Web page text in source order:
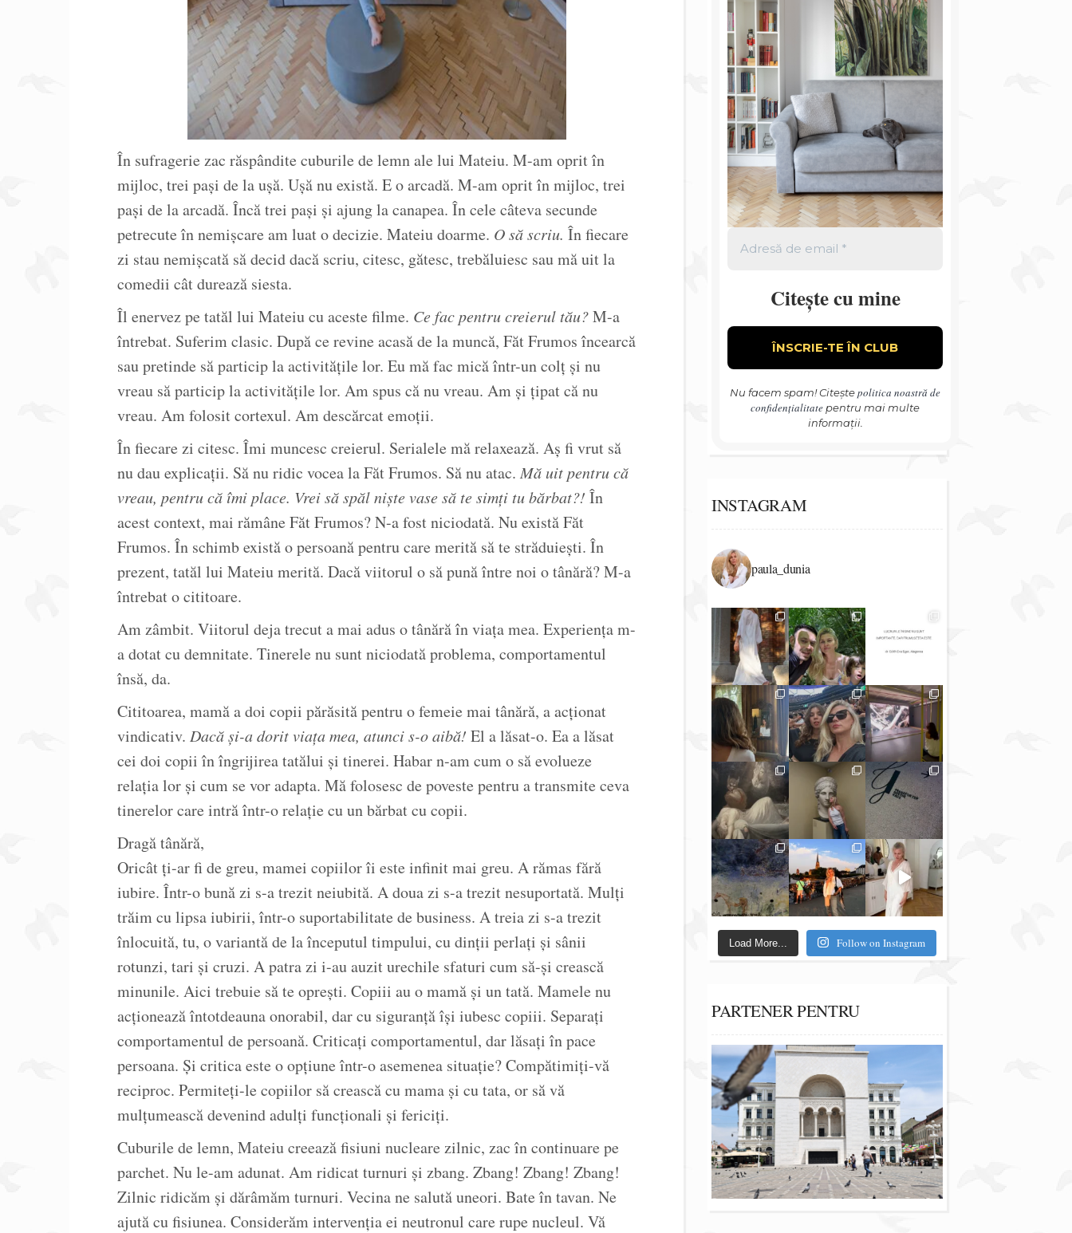
În sufragerie zac răspândite cuburile de lemn ale lui Mateiu. M-am oprit în
mijloc, trei pași de la ușă. Ușă nu există. E o arcadă. M-am oprit în mijloc, trei
pași de la arcadă. Încă trei pași și ajung la canapea. În cele câteva secunde
petrecute în nemișcare am luat o decizie. Mateiu doarme. O să scriu. În fiecare
zi stau nemișcată să decid dacă scriu, citesc, gătesc, trebăluiesc sau mă uit la
comedii cât durează siesta.
Îl enervez pe tatăl lui Mateiu cu aceste filme. Ce fac pentru creierul tău?M-a
întrebat. Suferim clasic. După ce revine acasă de la muncă, Făt Frumos încearcă
sau pretinde să particip la activitățile lor. Eu mă fac mică într-un colț și nu
vreau să particip la activitățile lor. Am spus că nu vreau. Am și țipat că nu
vreau. Am folosit cortexul. Am descărcat emoții.
În fiecare zi citesc. Îmi muncesc creierul. Serialele mă relaxează. Aș fi vrut să
nu dau explicații. Să nu ridic vocea la Făt Frumos. Să nu atac. Mă uit pentru că
vreau, pentru că îmi place. Vrei să spăl niște vase să te simți tu bărbat?! În
acest context, mai rămâne Făt Frumos? N-a fost niciodată. Nu există Făt
Frumos. În schimb există o persoană pentru care merită să te străduiești. În
prezent, tatăl lui Mateiu merită. Dacă viitorul o să pună între noi o tânără? M-a
întrebat o cititoare.
Am zâmbit. Viitorul deja trecut a mai adus o tânără în viața mea. Experiența m-
a dotat cu demnitate. Tinerele nu sunt niciodată problema, comportamentul
însă, da.
Cititoarea, mamă a doi copii părăsită pentru o femeie mai tânără, a acționat
vindicativ. Dacă și-a dorit viața mea, atunci s-o aibă! El a lăsat-o. Ea a lăsat
cei doi copii în îngrijirea tatălui și tinerei. Habar n-am cum o să evolueze
relația lor și cum se vor adapta. Mă folosesc de poveste pentru a transmite ceva
tinerelor care intră într-o relație cu un bărbat cu copii.
Dragă tânără,
Oricât ți-ar fi de greu, mamei copiilor îi este infinit mai greu. A rămas fără
iubire. Într-o bună zi s-a trezit neiubită. A doua zi s-a trezit nesuportată. Mulți
trăim cu lipsa iubirii, într-o suportabilitate de business. A treia zi s-a trezit
înlocuită, tu, o variantă de la începutul timpului, cu dinții perlați și sânii
rotunzi, tari și cruzi. A patra zi i-au auzit urechile sfaturi cum să-și crească
minunile. Aici trebuie să te oprești. Copiii au o mamă și un tată. Mamele nu
acționează întotdeauna onorabil, dar cu siguranță își iubesc copiii. Separați
comportamentul de persoană. Criticați comportamentul, dar lăsați în pace
persoana. Și critica este o opțiune într-o asemenea situație? Compătimiți-vă
reciproc. Permiteți-le copiilor să crească cu mama și cu tata, or să vă
mulțumească devenind adulți funcționali și fericiți.
Cuburile de lemn, Mateiu creează fisiuni nucleare zilnic, zac în continuare pe
parchet. Nu le-am adunat. Am ridicat turnuri și zbang. Zbang! Zbang! Zbang!
Zilnic ridicăm și dărâmăm turnuri. Vecina ne salută uneori. Bate în tavan. Ne
ajută cu fisiunea. Considerăm intervenția ei neutronul care rupe nucleul. Vă
Citește cu mine
Nu facem spam! Citeștepolitica noastră de
confidențialitate pentru mai multe
informații.
INSTAGRAM
paula_dunia
Load More... Follow on Instagram
PARTENER PENTRU